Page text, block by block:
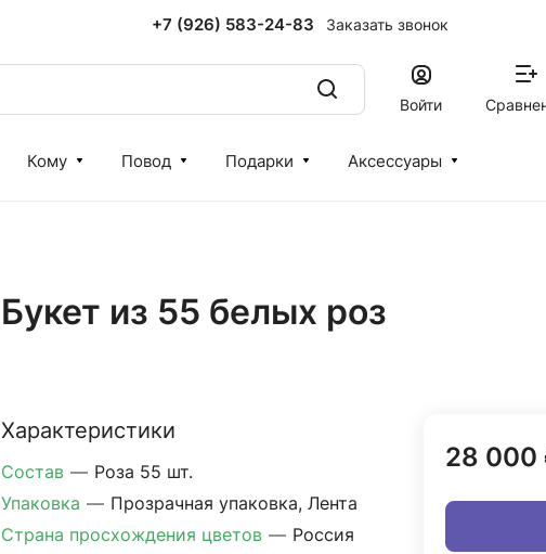
+7 (926) 583-24-83 Заказать звонок
Войти
Кому Повод Подарки Аксессуары
Букет из 55 белых роз
Характеристики
Состав — Роза 55 шт.
Упаковка — Прозрачная упаковка, Лента
Страна просхождения цветов — Россия
28 000